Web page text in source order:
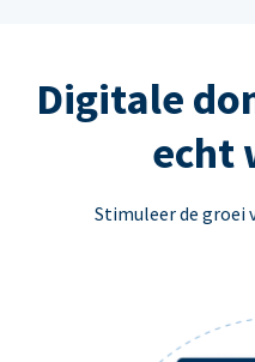
Digitale
echt
Stimuleer de groei